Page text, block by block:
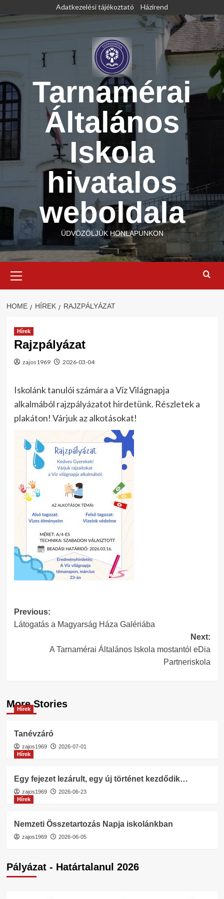
to
Adatkezelési tájékoztató Házirend
Tarnamérai
Általános
Iskola
hivatalos
weboldala
ÜDVÖZÖLJÜK HONLAPUNKON
Menu
HOME HÍREK RAJZPÁLYÁZAT
Hírek
Rajzpályázat
zajos1969 2026-03-04
Iskolánk tanulói számára a Víz Világnapja
alkalmából rajzpályázatot hirdetünk. Részletek a
plakáton! Várjuk az alkotásokat!
Post
navigation
Previous:
Látogatás a Magyarság Háza Galériába
Next:
A Tarnamérai Általános Iskola mostantól eDia
Partneriskola
More Stories
Hírek
Tanévzáró
zajos1969
2026-07-01
Hírek
Egy fejezet lezárult, egy új történet kezdődik…
zajos1969
2026-06-23
Hírek
Nemzeti Összetartozás Napja iskolánkban
zajos1969 2026-06-05
Pályázat - Határtalanul 2026